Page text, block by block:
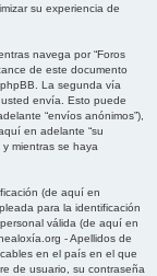
su experiencia de
navega por “Foros
de este documento
La segunda vía
envía. Esto puede
“envíos anónimos”),
en adelante “su
mientras se haya
(de aquí en
para la identificación
válida (de aquí en
- Apellidos de
en el país en el que
de usuario, su contraseña